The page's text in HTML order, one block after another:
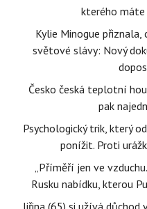
kterého máte
Kylie Minogue
světové slávy: Nový
Česko česká teplotní
pak
Psychologický trik, který
ponížit. Proti
„Příměří jen ve
Rusku nabídku, kterou
Jiřina (65) si užívá důchod